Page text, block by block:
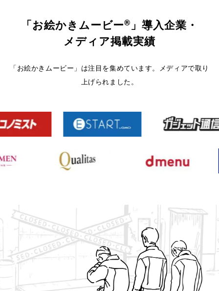
「お絵かきムービー® 」導入企業・
メディア掲載実績
「お絵かきムービー」は注目を集めています。メディアで取り
上げられました。